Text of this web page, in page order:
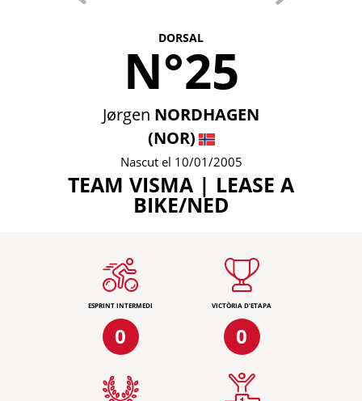
DORSAL
N°25
Jørgen NORDHAGEN
(NOR)
Nascut el 10/01/2005
TEAM VISMA | LEASE A
BIKE/NED
ESPRINT INTERMEDI
0
VICTÒRIA D'ETAPA
0